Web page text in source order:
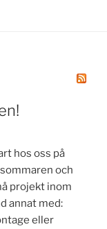
hos oss på
och
projekt inom
annat med:
eller